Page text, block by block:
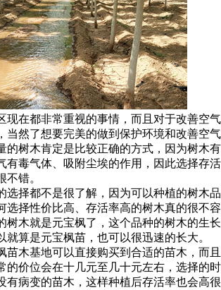
现在都非常重视的事情，而且对于改善空气
当然了想要完美的做到保护环境和改善空气
的树木肯定是比较正确的方式，因为树木有
有毒气体、吸附尘埃的作用，因此选择存活
不错。
选择都不是很了解，因为可以种植的树木品
选择性价比高、存活率高的树木真的很不容
树木就是元宝枫了，这个品种的树木的生长
就算是元宝枫苗，也可以很迅速的长大。
苗木基地可以直接购买到合适的苗木，而且
的价位会在十几元至几十元左右，选择的时
有病变的苗木，这样种植后存活率也会高很